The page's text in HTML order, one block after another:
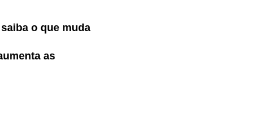
o que muda
as